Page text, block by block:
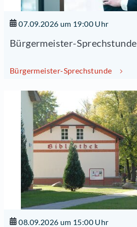
07.09.2026 um 19:00 Uhr
Bürgermeister-Sprechstunde
Bürgermeister-Sprechstunde
08.09.2026 um 15:00 Uhr